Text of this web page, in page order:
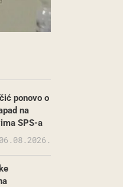
ponovo o
na
SPS-a
06.08.2026.